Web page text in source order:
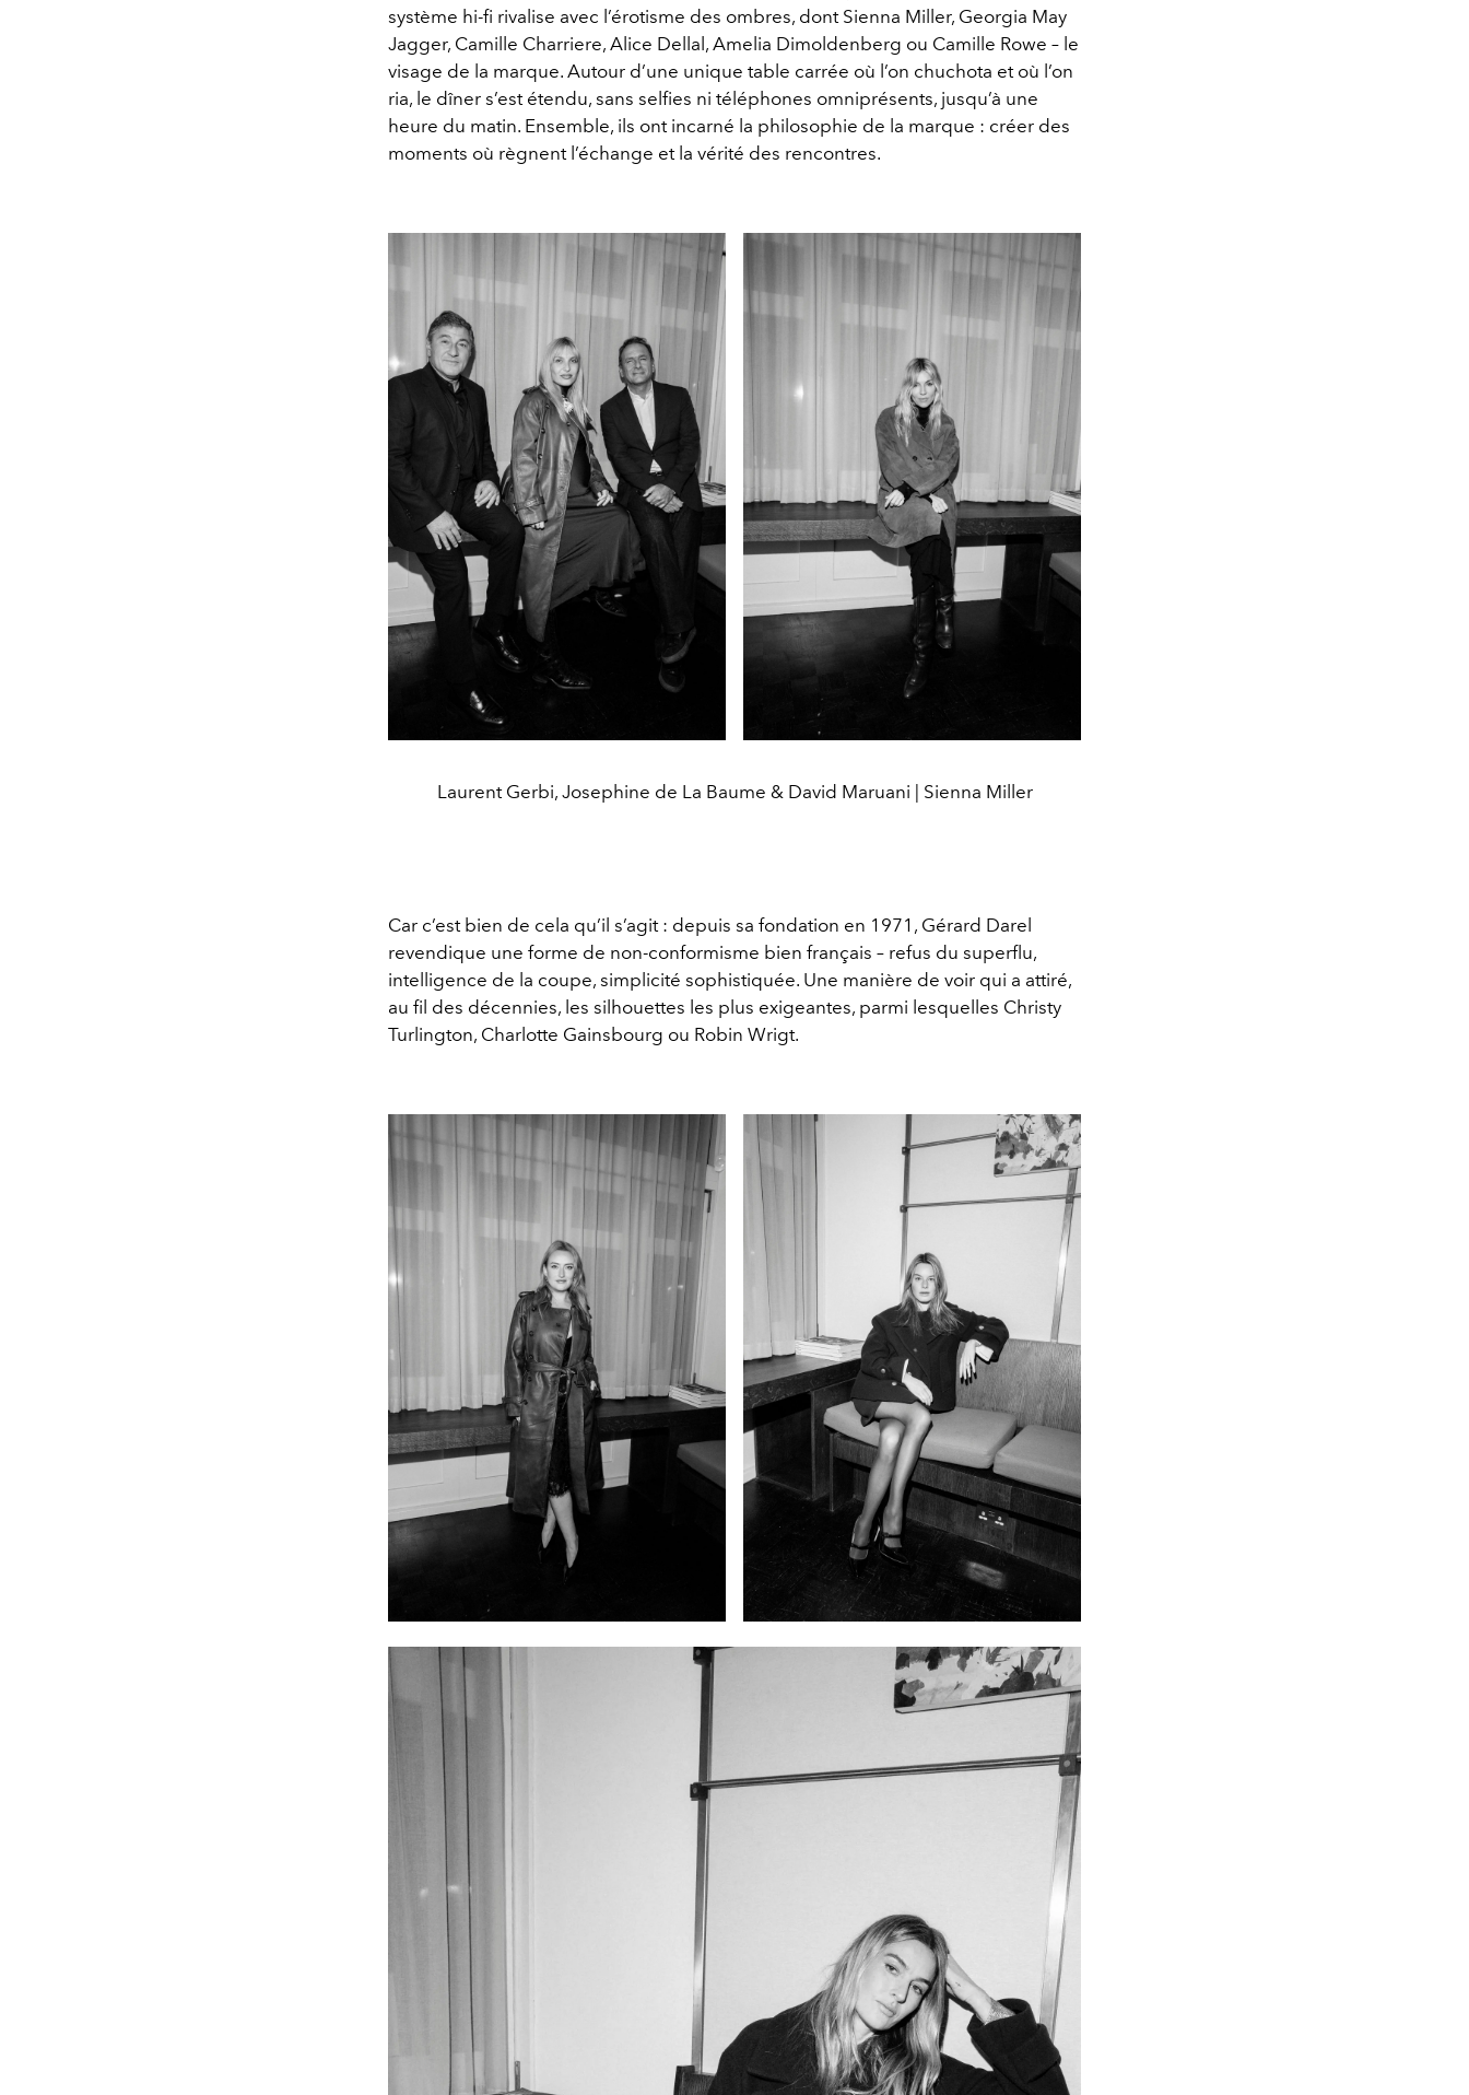
système hi-fi rivalise avec l’érotisme des ombres, dont Sienna Miller, Georgia May
Jagger, Camille Charriere, Alice Dellal, Amelia Dimoldenberg ou Camille Rowe – le
visage de la marque. Autour d’une unique table carrée où l’on chuchota et où l’on
ria, le dîner s’est étendu, sans selfies ni téléphones omniprésents, jusqu’à une
heure du matin. Ensemble, ils ont incarné la philosophie de la marque : créer des
moments où règnent l’échange et la vérité des rencontres.
Laurent Gerbi, Josephine de La Baume & David Maruani | Sienna Miller
Car c’est bien de cela qu’il s’agit : depuis sa fondation en 1971, Gérard Darel
revendique une forme de non-conformisme bien français – refus du superflu,
intelligence de la coupe, simplicité sophistiquée. Une manière de voir qui a attiré,
au fil des décennies, les silhouettes les plus exigeantes, parmi lesquelles Christy
Turlington, Charlotte Gainsbourg ou Robin Wrigt.